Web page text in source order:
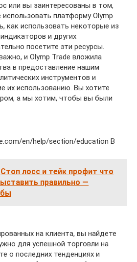
или вы заинтересованы в том,
платформу Olymp
как использовать некоторые из
и других
посетите эти ресурсы.
и Olymp Trade вложила
в предоставление нашим
инструментов и
их использованию. Вы хотите
а мы хотим, чтобы вы были
en/help/section/education В
Стоп лосс и тейк профит что
правильно —
на клиента, вы найдете
для успешной торговли на
о последних тенденциях и